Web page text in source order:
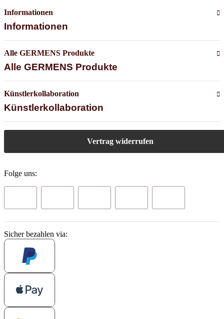
Informationen
Informationen
Alle GERMENS Produkte
Alle GERMENS Produkte
Künstlerkollaboration
Künstlerkollaboration
Vertrag widerrufen
Folge uns:
Sicher bezahlen via: